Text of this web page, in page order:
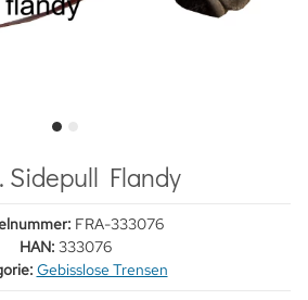
Sidepull Flandy
FRA-333076
HAN: 333076
Gebisslose Trensen